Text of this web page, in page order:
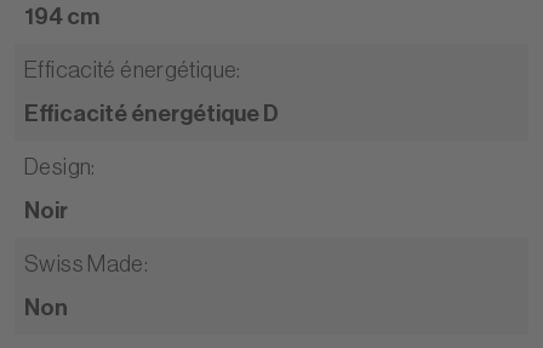
194 cm
Efficacité énergétique:
Efficacité énergétique D
Design:
Noir
Swiss Made:
Non